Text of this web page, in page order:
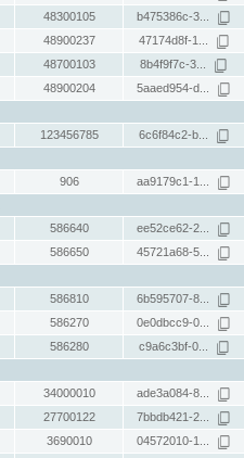
48300105 b475386c-3...
48900237 47174d8f-1...
48700103 8b4f9f7c-3...
48900204 5aaed954-d...
123456785 6c6f84c2-b...
906 aa9179c1-1...
586640 ee52ce62-2...
586650 45721a68-5...
586810 6b595707-8...
586270 0e0dbcc9-0...
586280 c9a6c3bf-0...
34000010 ade3a084-8...
27700122 7bbdb421-2...
3690010 04572010-1...